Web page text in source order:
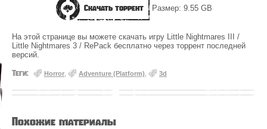
Скачать торрент Размер: 9.55 GB
На этой странице вы можете скачать игру Little Nightmares III /
Little Nightmares 3 / RePack бесплатно через торрент последней
версий.
Теги: Horror Adventure (Platform) 3d
Похожие материалы